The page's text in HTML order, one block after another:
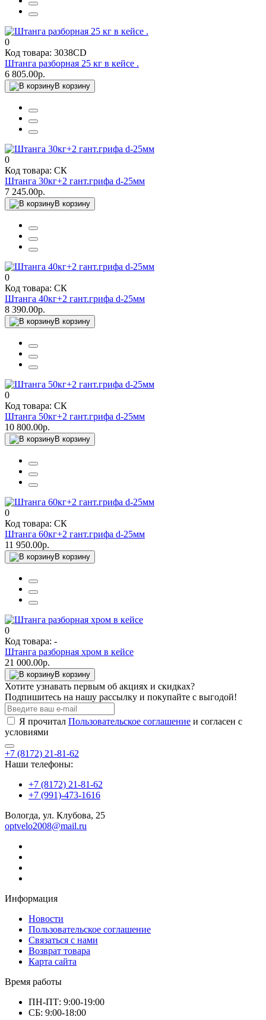
0
Код товара: 3038CD
Штанга разборная 25 кг в кейсе .
6 805.00р.
В корзину
0
Код товара: СК
Штанга 30кг+2 гант.грифа d-25мм
7 245.00р.
В корзину
0
Код товара: СК
Штанга 40кг+2 гант.грифа d-25мм
8 390.00р.
В корзину
0
Код товара: СК
Штанга 50кг+2 гант.грифа d-25мм
10 800.00р.
В корзину
0
Код товара: СК
Штанга 60кг+2 гант.грифа d-25мм
11 950.00р.
В корзину
0
Код товара: -
Штанга разборная хром в кейсе
21 000.00р.
В корзину
Хотите узнавать первым об акциях и скидках?
Подпишитесь на нашу рассылку и покупайте с выгодой!
Я прочитал Пользовательское соглашение и согласен с
условиями
+7 (8172) 21-81-62
Наши телефоны:
+7 (8172) 21-81-62
+7 (991)-473-1616
Вологда, ул. Клубова, 25
optvelo2008@mail.ru
Информация
Новости
Пользовательское соглашение
Связаться с нами
Возврат товара
Карта сайта
Время работы
ПН-ПТ: 9:00-19:00
СБ: 9:00-18:00